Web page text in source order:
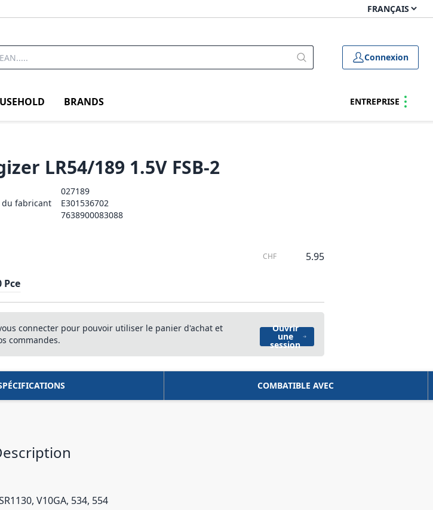
Connexion
BRANDS ENTREPRISE
LR54/189 1.5V FSB-2
027189
du fabricant
E301536702
7638900083088
CHF 5.95
Pce
connecter pour pouvoir utiliser le panier d'achat et
commandes.
Ouvrir
une
session
COMBATIBLE AVEC
V10GA, 534, 554